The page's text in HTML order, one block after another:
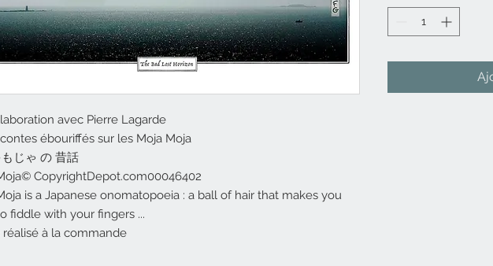
avec Pierre Lagarde
ébouriffés sur les Moja Moja
もじゃ の 昔話
CopyrightDepot.com00046402
is a Japanese onomatopoeia : a ball of hair that makes you
fiddle with your fingers ...
réalisé à la commande